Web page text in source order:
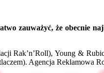
zauważyć, że obecnie
Rak’n’Roll), Young &
Agencja Reklamowa